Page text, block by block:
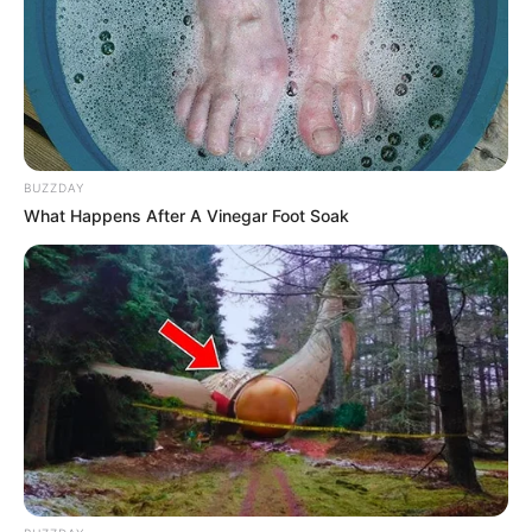
sollte. Oft halten aber auch die größeren Hotels
umfangreiche Wellnessangebote bereit und es gibt sogar
richtigeWellnesshotels, in denen Entspannungsbäder
und Massagen, Fitness- und Ernährungsprogramme
sowie Körper- und Gesichtsbehandlungen im
Vordergrund stehen. Diese werden oft auch als Spahotels
bezeichnet, nach der englischen Stadt Spa, in der schon
seit dem 16. Jahrhundert Kuren und Heilbäder
durchgeführt werden.
Auf alleziele.de können zum Lesen und Blättern auch
kostenlose Reiseführer für den Wellnessurlaub bestellt
werden.
Hotels und Wellnesshotels in der Region Ivenack:
BUZZDAY
What Happens After A Vinegar Foot Soak